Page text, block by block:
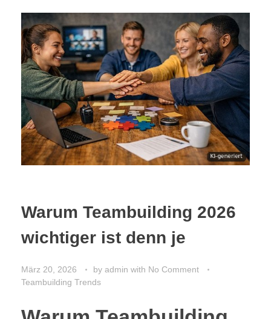
Warum Teambuilding 2026
wichtiger ist denn je
März 20, 2026 by admin with No Comment
Teambuilding Trends